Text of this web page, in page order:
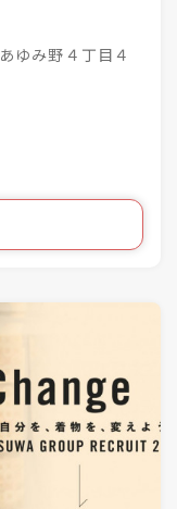
4店舗
れ相談会のご
して差し上げて
して楽しんで頂
るのが私たちの
ゆみ野４丁目４